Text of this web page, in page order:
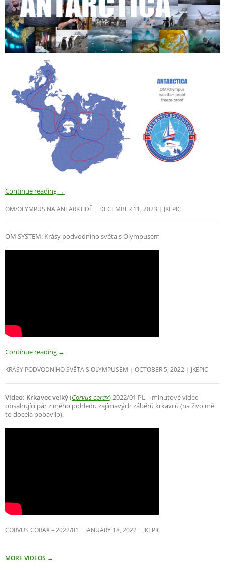
Continue reading →
OM/OLYMPUS NA ANTARKTIDĚ DECEMBER 11, 2023 JKEPIC
OM SYSTEM: Krásy podvodního světa s Olympusem
Continue reading →
KRÁSY PODVODNÍHO SVĚTA S OLYMPUSEM OCTOBER 5, 2022 JKEPIC
Video: Krkavec velký(Corvus corax) 2022/01 PL – minutové video
obsahující pár z mého pohledu zajímavých záběrů krkavců (na živo mě
to docela pobavilo).
CORVUS CORAX – 2022/01 JANUARY 18, 2022 JKEPIC
MORE VIDEOS →